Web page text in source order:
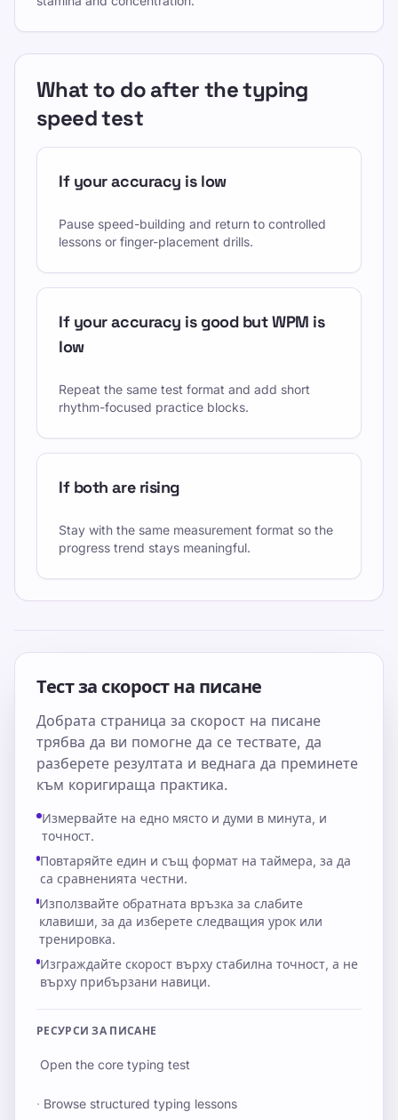
What to do after the typing
speed test
If your accuracy is low
Pause speed-building and return to controlled
lessons or finger-placement drills.
If your accuracy is good but WPM is
low
Repeat the same test format and add short
rhythm-focused practice blocks.
If both are rising
Stay with the same measurement format so the
progress trend stays meaningful.
Тест за скорост на писане
Добрата страница за скорост на писане
трябва да ви помогне да се тествате, да
разберете резултата и веднага да преминете
към коригираща практика.
Измервайте на едно място и думи в минута, и
точност.
Повтаряйте един и същ формат на таймера, за да
са сравненията честни.
Използвайте обратната връзка за слабите
клавиши, за да изберете следващия урок или
тренировка.
Изграждайте скорост върху стабилна точност, а не
върху прибързани навици.
РЕСУРСИ ЗА ПИСАНЕ
Open the core typing test
· Browse structured typing lessons